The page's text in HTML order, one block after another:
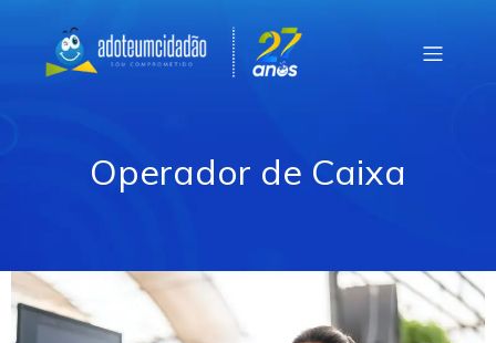
Operador de Caixa